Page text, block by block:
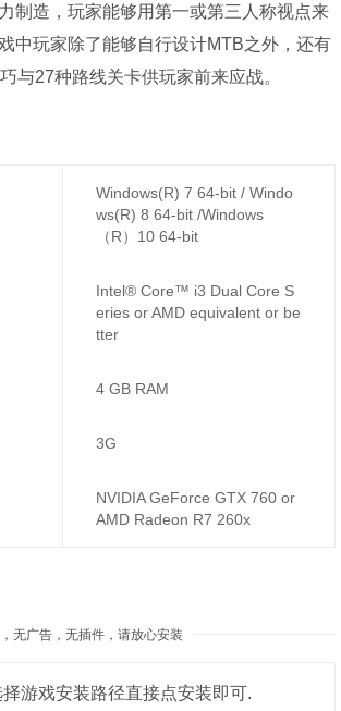
制造，玩家能够用第一或第三人称视点来
中玩家除了能够自行设计MTB之外，还有
与27种路线关卡供玩家前来应战。
Windows(R) 7 64-bit / Windo
ws(R) 8 64-bit /Windows
（R）10 64-bit
Intel® Core™ i3 Dual Core S
eries or AMD equivalent or be
tter
4 GB RAM
3G
NVIDIA GeForce GTX 760 or
AMD Radeon R7 260x
无广告，无插件，请放心安装
游戏安装路径直接点安装即可.